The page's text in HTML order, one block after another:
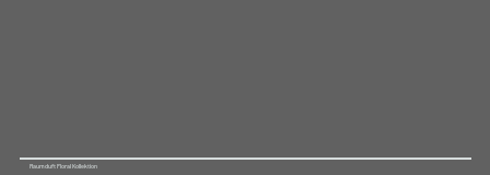
Raumduft Floral Kollektion